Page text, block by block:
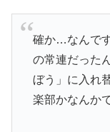
確か…なんで
の常連だった
ぼう」に入れ
楽部かなんか